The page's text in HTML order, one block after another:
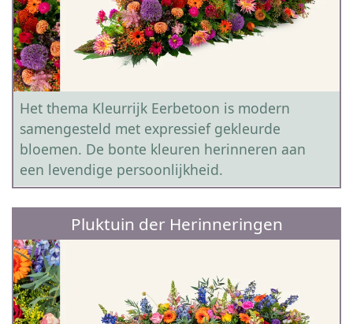
Het thema Kleurrijk Eerbetoon is modern
samengesteld met expressief gekleurde
bloemen. De bonte kleuren herinneren aan
een levendige persoonlijkheid.
Pluktuin der Herinneringen